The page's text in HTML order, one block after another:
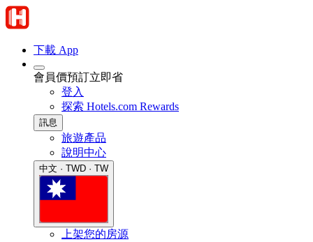
下載 App
會員價預訂立即省
登入
探索 Hotels.com Rewards
訊息
旅遊產品
說明中心
中文 · TWD · TW
上架您的房源